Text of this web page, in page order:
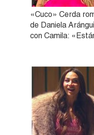
«Cuco» Cerda
de Daniela
con Camila: